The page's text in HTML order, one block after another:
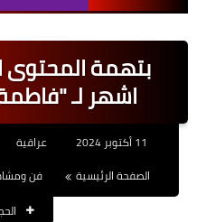
اشهر لـ
عراقية
الصفحة الرئيسية
فن